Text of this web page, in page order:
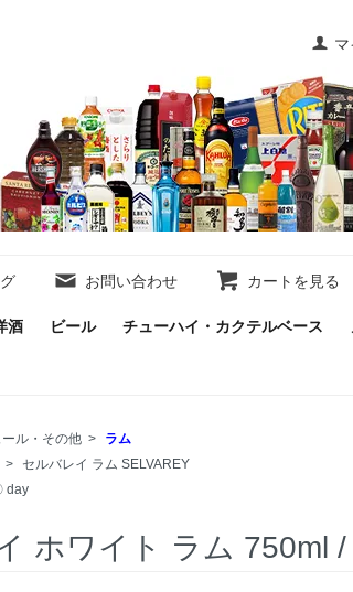
マ
お問い合わせ カートを見る
酒 ビール チューハイ・カクテルベース
ル・その他 >
ラム
>
セルバレイ ラム SELVAREY
day
ホワイト ラム 750ml